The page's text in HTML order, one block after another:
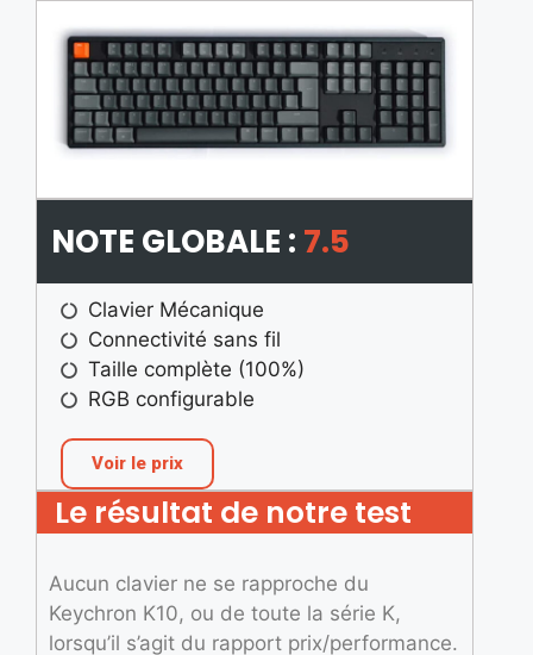
NOTE GLOBALE : 7.5
Clavier Mécanique
Connectivité sans fil
Taille complète (100%)
RGB configurable
Voir le prix
Le résultat de notre test
Aucun clavier ne se rapproche du
Keychron K10, ou de toute la série K,
lorsqu’il s’agit du rapport prix/performance.